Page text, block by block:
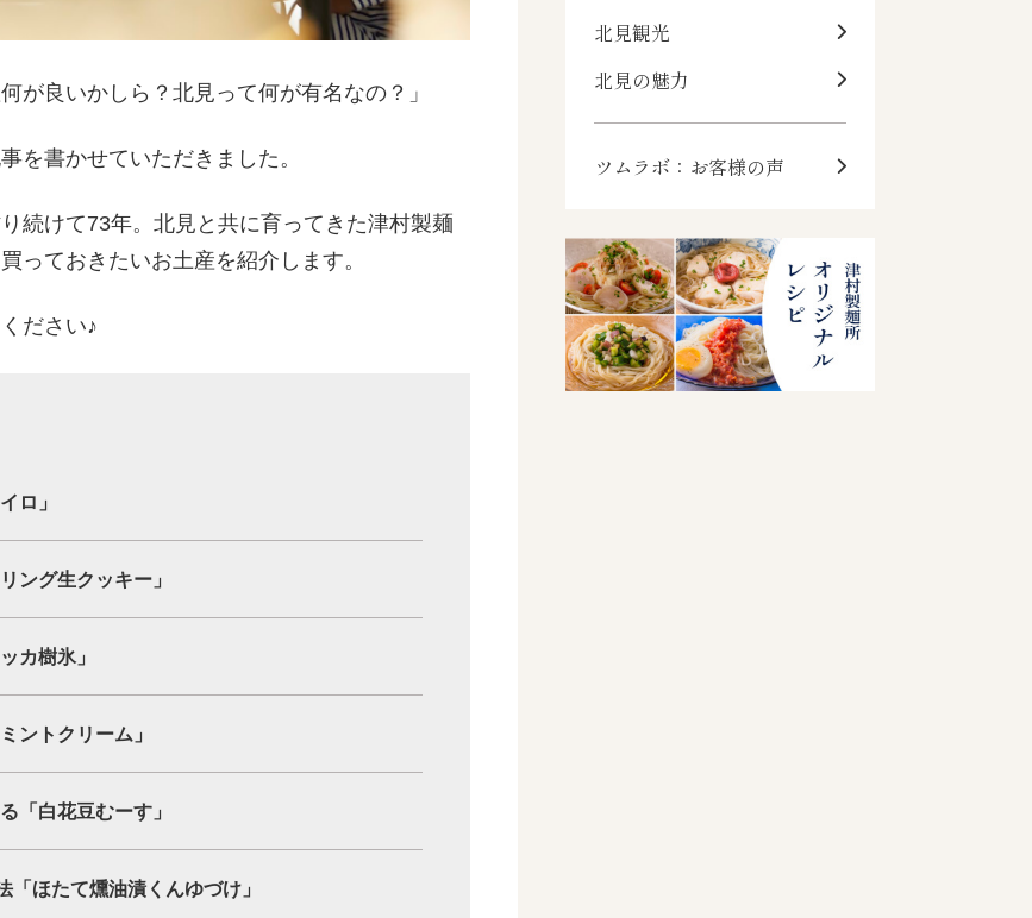
が良いかしら？北見って何が有名なの？」
を書かせていただきました。
続けて73年。北見と共に育ってきた津村製麺
っておきたいお土産を紹介します。
ださい♪
ロ」
ング生クッキー」
カ樹氷」
ントクリーム」
「白花豆むーす」
ほたて燻油漬くんゆづけ」
北見観光
北見の魅力
ツムラボ：お客様の声